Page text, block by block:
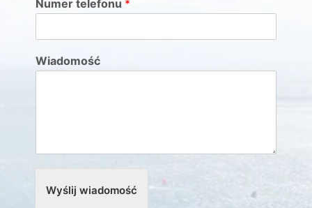
Numer telefonu *
Wiadomość
Wyślij wiadomość